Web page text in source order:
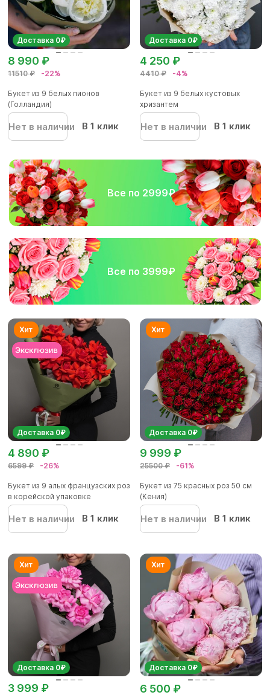
Доставка 0₽
11510 ₽ -22%
8 990 ₽
Букет из 9 белых пионов
(Голландия)
Нет в наличии В 1 клик
Доставка 0₽
4410 ₽ -4%
4 250 ₽
Букет из 9 белых кустовых
хризантем
Нет в наличии В 1 клик
Все по 2999₽
Все по 3999₽
Доставка 0₽
6599 ₽ -26%
4 890 ₽
Букет из 9 алых французских роз
в корейской упаковке
Нет в наличии В 1 клик
Доставка 0₽
25500 ₽ -61%
9 999 ₽
Букет из 75 красных роз 50 см
(Кения)
Нет в наличии В 1 клик
Доставка 0₽
3 999 ₽
Доставка 0₽
6 500 ₽